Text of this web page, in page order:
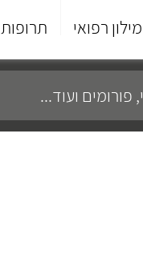
מילון רפואי תרופות